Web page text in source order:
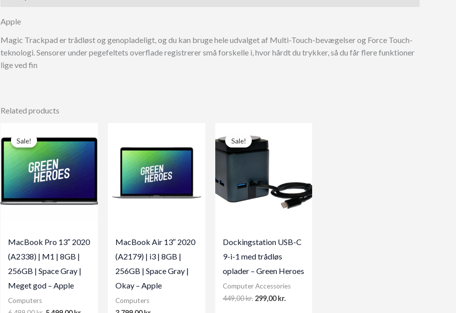
Apple
Magic Trackpad er trådløst og genopladeligt, og du kan bruge hele udvalget af Multi-Touch-bevægelser og Force Touch-
teknologi. Sensorer under pegefeltets overflade registrerer små forskelle i, hvor hårdt du trykker, så du får flere funktioner
lige ved fin
Related products
Sale!
Sale!
MacBook Pro 13″ 2020
(A2338) | M1 | 8GB |
256GB | Space Gray |
Meget god – Apple
Computers
MacBook Air 13″ 2020
(A2179) | i3 | 8GB |
256GB | Space Gray |
Okay – Apple
Computers
Sale!
Sale!
Dockingstation USB-C
9-i-1 med trådløs
oplader – Green Heroes
Computer Accessories
449,00kr. Original
299,00kr.